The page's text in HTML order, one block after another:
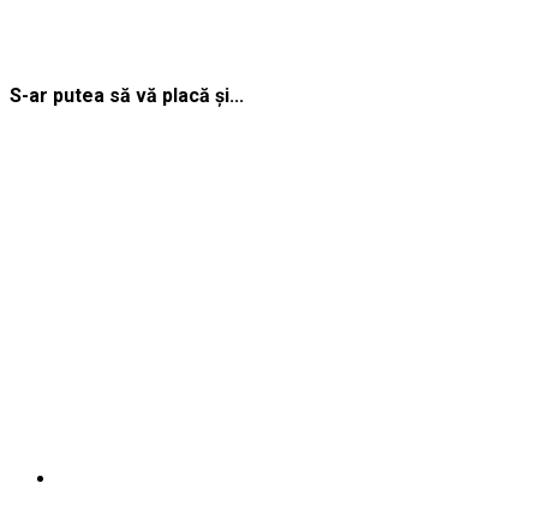
S-ar putea să vă placă și...